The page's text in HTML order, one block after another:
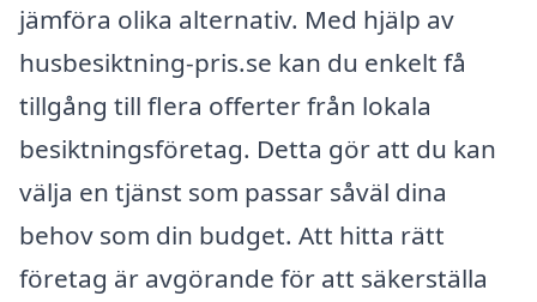
jämföra olika alternativ. Med hjälp av
husbesiktning-pris.se kan du enkelt få
tillgång till flera offerter från lokala
besiktningsföretag. Detta gör att du kan
välja en tjänst som passar såväl dina
behov som din budget. Att hitta rätt
företag är avgörande för att säkerställa